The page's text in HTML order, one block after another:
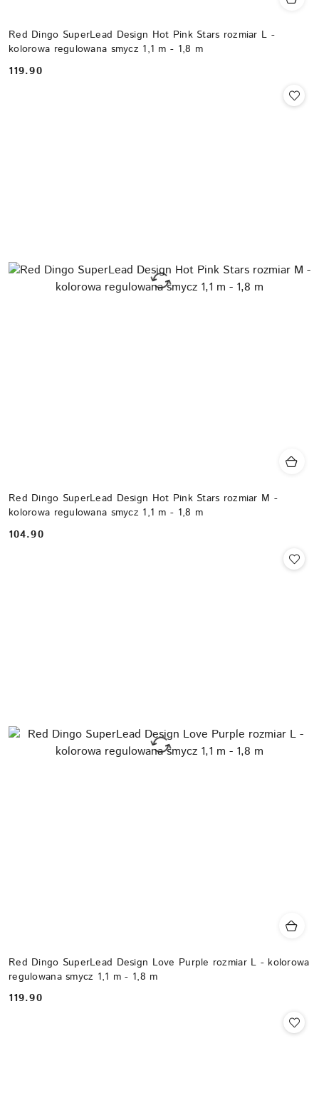
Red Dingo SuperLead Design Hot Pink Stars rozmiar L -
kolorowa regulowana smycz 1,1 m - 1,8 m
Cena:
119.90
Red Dingo SuperLead Design Hot Pink Stars rozmiar M -
kolorowa regulowana smycz 1,1 m - 1,8 m
Cena:
104.90
Red Dingo SuperLead Design Love Purple rozmiar L - kolorowa
regulowana smycz 1,1 m - 1,8 m
Cena:
119.90